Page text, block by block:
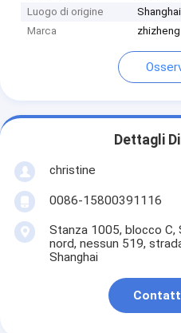
Luogo di origine
Shanghai
Marca
zhizheng
Dettagli
christine
0086-15800391116
Stanza 1005, blocco C,
nord, nessun 519,
Shanghai